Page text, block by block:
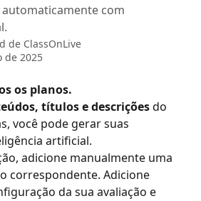
automaticamente com
de ClassOnLive
de 2025
os planos.
títulos e descrições do
você pode gerar suas
artificial.
adicione manualmente uma
correspondente. Adicione
da sua avaliação e